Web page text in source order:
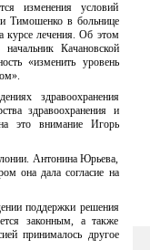
изменения условий
Тимошенко в больнице
курсе лечения. Об этом
Качановской
«изменить уровень
здравоохранения
здравоохранения и
это внимание Игорь
Антонина Юрьева,
она дала согласие на
поддержки решения
законным, а также
принималось другое